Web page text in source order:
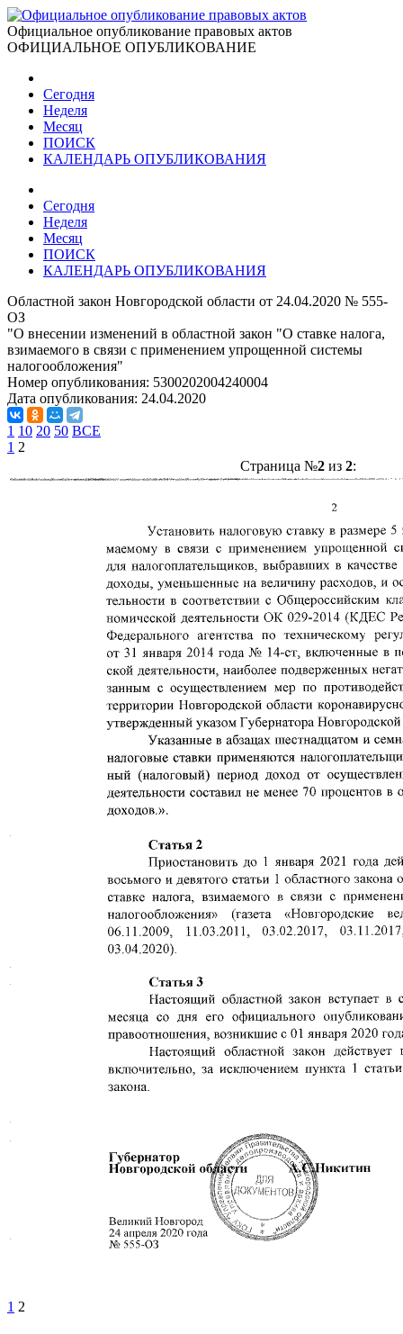
Официальное опубликование правовых актов
ОФИЦИАЛЬНОЕ ОПУБЛИКОВАНИЕ
Сегодня
Неделя
Месяц
ПОИСК
КАЛЕНДАРЬ ОПУБЛИКОВАНИЯ
Сегодня
Неделя
Месяц
ПОИСК
КАЛЕНДАРЬ ОПУБЛИКОВАНИЯ
Областной закон Новгородской области от 24.04.2020 № 555-
ОЗ
"О внесении изменений в областной закон "О ставке налога,
взимаемого в связи с применением упрощенной системы
налогообложения"
Номер опубликования: 5300202004240004
Дата опубликования: 24.04.2020
1 10 20 50 ВСЕ
1 2
Страница №2из 2:
1 2